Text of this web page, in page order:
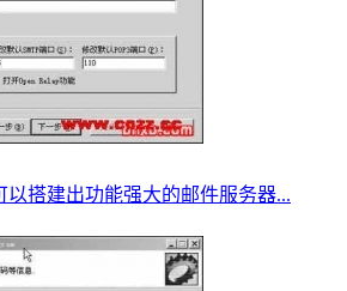
以搭建出功能强大的邮件服务器...